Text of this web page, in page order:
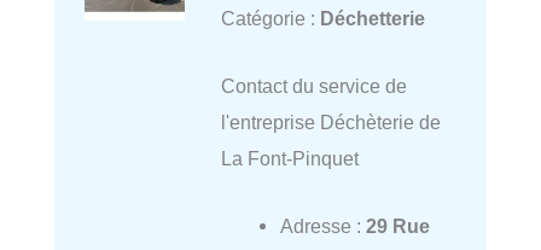
Catégorie : Déchetterie
Contact du service de
l'entreprise Déchèterie de
La Font-Pinquet
Adresse : 29 Rue